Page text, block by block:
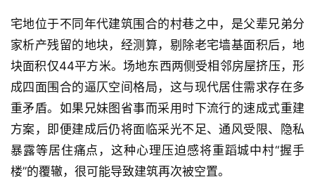
宅地位于不同年代建筑围合的村巷之中，是父辈兄弟分
家析产残留的地块，经测算，剔除老宅墙基面积后，地
块面积仅44平方米。场地东西两侧受相邻房屋挤压，形
成四面围合的逼仄空间格局，这与现代居住需求存在多
重矛盾。如果兄妹图省事而采用时下流行的速成式重建
方案，即便建成后仍将面临采光不足、通风受限、隐私
暴露等居住痛点，这种心理压迫感将重蹈城中村“握手
楼”的覆辙，很可能导致建筑再次被空置。